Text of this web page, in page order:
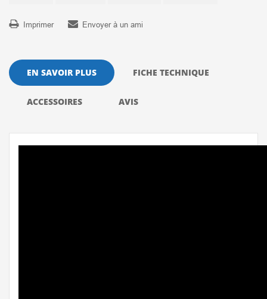
Imprimer Envoyer à un ami
EN SAVOIR PLUS FICHE TECHNIQUE
ACCESSOIRES AVIS